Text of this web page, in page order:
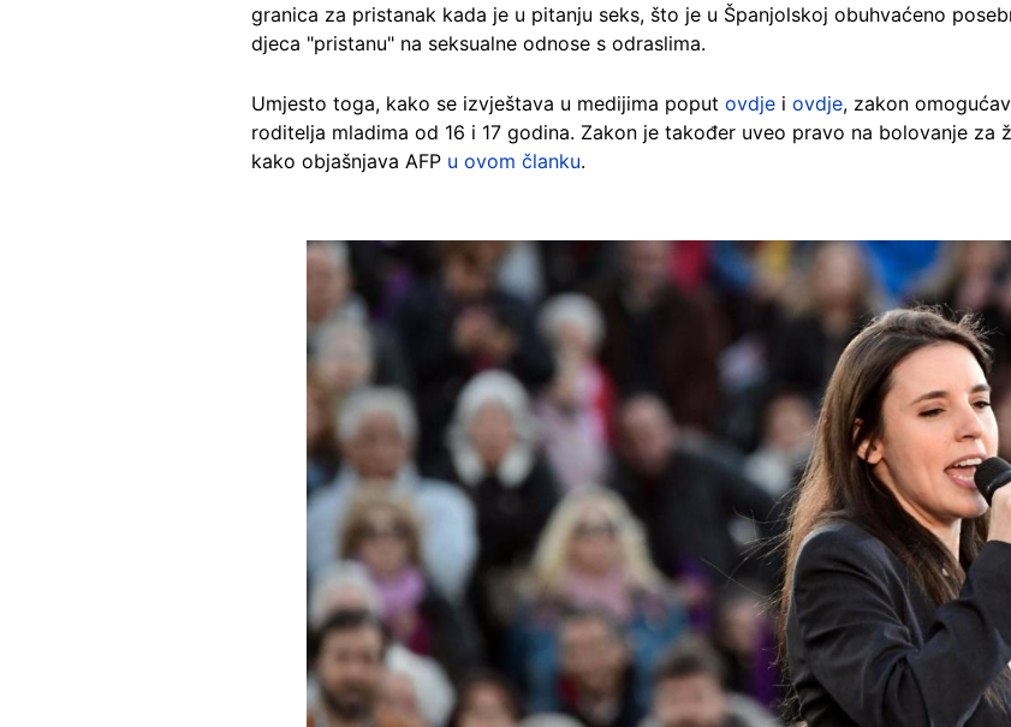
granica za pristanak kada je u pitanju seks, što je u Španjolskoj obuhvaćeno
djeca "pristanu" na seksualne odnose s odraslima.
Umjesto toga, kako se izvještava u medijima poput ovdje i ovdje, zakon
roditelja mladima od 16 i 17 godina. Zakon je također uveo pravo na bolovanje za
kako objašnjava AFP u ovom članku.
Image